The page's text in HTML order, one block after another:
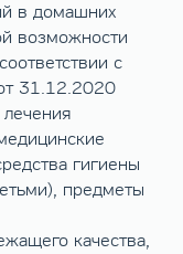
в домашних
возможности
с
31.12.2020
гигиены
предметы
качества,